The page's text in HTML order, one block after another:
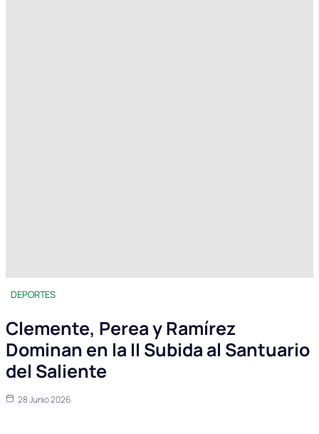
DEPORTES
Clemente, Perea y Ramírez
Dominan en la II Subida al Santuario
del Saliente
28 Junio 2026